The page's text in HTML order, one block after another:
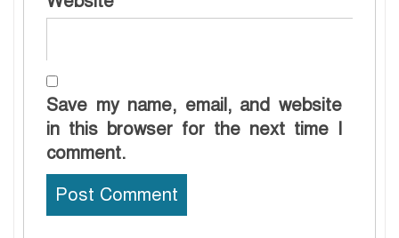
Save my name, email, and website
in this browser for the next time I
comment.